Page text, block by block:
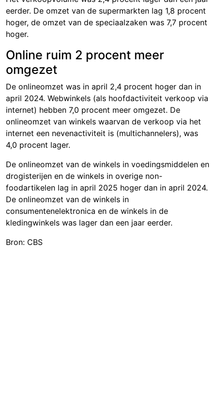
eerder. De omzet van de supermarkten lag 1,8 procent
hoger, de omzet van de speciaalzaken was 7,7 procent
hoger.
Online ruim 2 procent meer
omgezet
De onlineomzet was in april 2,4 procent hoger dan in
april 2024. Webwinkels (als hoofdactiviteit verkoop via
internet) hebben 7,0 procent meer omgezet. De
onlineomzet van winkels waarvan de verkoop via het
internet een nevenactiviteit is (multichannelers), was
4,0 procent lager.
De onlineomzet van de winkels in voedingsmiddelen en
drogisterijen en de winkels in overige non-
foodartikelen lag in april 2025 hoger dan in april 2024.
De onlineomzet van de winkels in
consumentenelektronica en de winkels in de
kledingwinkels was lager dan een jaar eerder.
Bron: CBS